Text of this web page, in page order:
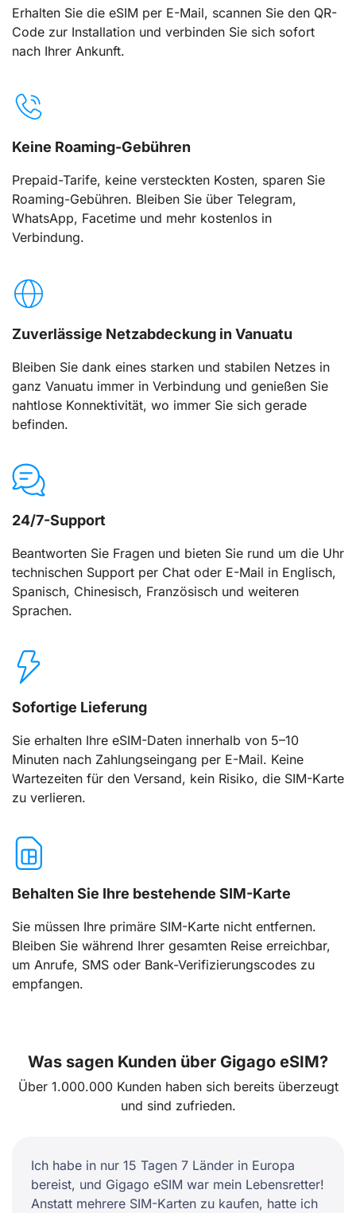
Erhalten Sie die eSIM per E-Mail, scannen Sie den QR-
Code zur Installation und verbinden Sie sich sofort
nach Ihrer Ankunft.
Keine Roaming-Gebühren
Prepaid-Tarife, keine versteckten Kosten, sparen Sie
Roaming-Gebühren. Bleiben Sie über Telegram,
WhatsApp, Facetime und mehr kostenlos in
Verbindung.
Zuverlässige Netzabdeckung in Vanuatu
Bleiben Sie dank eines starken und stabilen Netzes in
ganz Vanuatu immer in Verbindung und genießen Sie
nahtlose Konnektivität, wo immer Sie sich gerade
befinden.
24/7-Support
Beantworten Sie Fragen und bieten Sie rund um die Uhr
technischen Support per Chat oder E-Mail in Englisch,
Spanisch, Chinesisch, Französisch und weiteren
Sprachen.
Sofortige Lieferung
Sie erhalten Ihre eSIM-Daten innerhalb von 5–10
Minuten nach Zahlungseingang per E-Mail. Keine
Wartezeiten für den Versand, kein Risiko, die SIM-Karte
zu verlieren.
Behalten Sie Ihre bestehende SIM-Karte
Sie müssen Ihre primäre SIM-Karte nicht entfernen.
Bleiben Sie während Ihrer gesamten Reise erreichbar,
um Anrufe, SMS oder Bank-Verifizierungscodes zu
empfangen.
Was sagen Kunden über Gigago eSIM?
Über 1.000.000 Kunden haben sich bereits überzeugt
und sind zufrieden.
Ich habe in nur 15 Tagen 7 Länder in Europa
bereist, und Gigago eSIM war mein Lebensretter!
Anstatt mehrere SIM-Karten zu kaufen, hatte ich